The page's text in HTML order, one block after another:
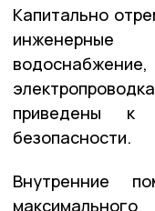
Капитально
приведены к
безопасности.
Внутренние